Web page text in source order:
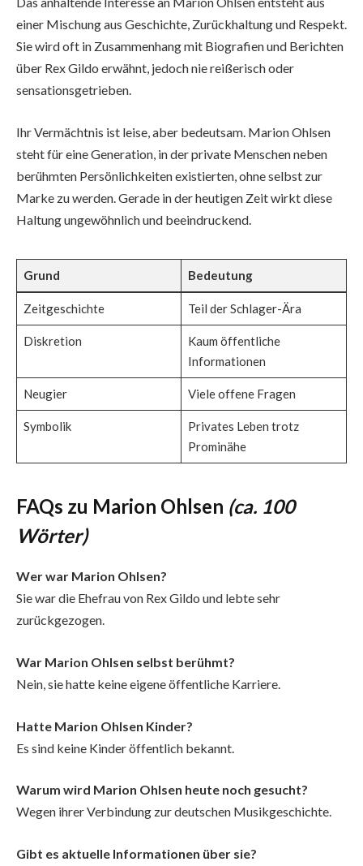
einer Mischung aus Geschichte, Zurückhaltung und Respekt.
Sie wird oft in Zusammenhang mit Biografien und Berichten
über Rex Gildo erwähnt, jedoch nie reißerisch oder
sensationsgetrieben.
Ihr Vermächtnis ist leise, aber bedeutsam. Marion Ohlsen
steht für eine Generation, in der private Menschen neben
berühmten Persönlichkeiten existierten, ohne selbst zur
Marke zu werden. Gerade in der heutigen Zeit wirkt diese
Haltung ungewöhnlich und beeindruckend.
Grund Bedeutung
Zeitgeschichte Teil der Schlager-Ära
Diskretion
Kaum öffentliche
Informationen
Neugier Viele offene Fragen
Symbolik
Privates Leben trotz
Prominähe
FAQs zu Marion Ohlsen (ca. 100
Wörter)
Wer war Marion Ohlsen?
Sie war die Ehefrau von Rex Gildo und lebte sehr
zurückgezogen.
War Marion Ohlsen selbst berühmt?
Nein, sie hatte keine eigene öffentliche Karriere.
Hatte Marion Ohlsen Kinder?
Es sind keine Kinder öffentlich bekannt.
Warum wird Marion Ohlsen heute noch gesucht?
Wegen ihrer Verbindung zur deutschen Musikgeschichte.
Gibt es aktuelle Informationen über sie?